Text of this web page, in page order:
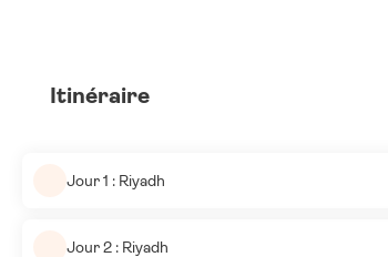
Itinéraire
Jour 1 : Riyadh
Jour 2 : Riyadh